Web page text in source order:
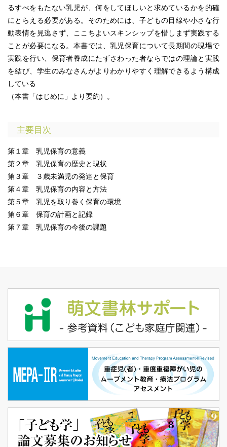
るすべをもたない乳児が、何をしてほしいと求めているかを的確
にとらえる必要がある。そのためには、子どもの目線や小さな行
動表情を見逃さず、ここちよいスキンシップを惜しまず実践する
ことが必要になる。本書では、乳児保育について長期間の現場で
実践を行い、保育者養成にたずさわった者ならではの理論と実践
を結び、学生のみなさんがよりわかりやすく理解できるよう構成
している
（本書「はじめに」より要約）。
主要目次
第１章 乳児保育の意義
第２章 乳児保育の歴史と現状
第３章 ３歳未満児の発達と保育
第４章 乳児保育の内容と方法
第５章 乳児を取り巻く保育の環境
第６章 保育の計画と記録
第７章 乳児保育の今後の課題